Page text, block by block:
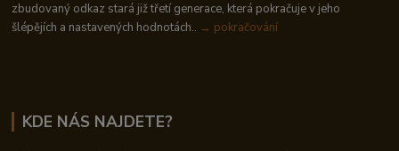
zbudovaný odkaz stará již třetí generace, která pokračuje v jeho
šlépějích a nastavených hodnotách.. → pokračování
KDE NÁS NAJDETE?